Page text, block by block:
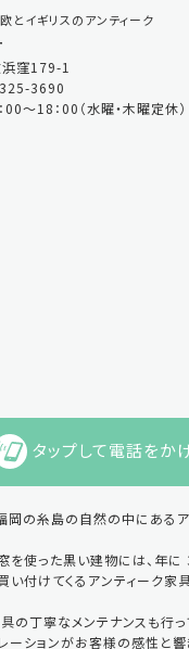
とイギリスのアンティーク
窪179-1
3690
18：00（水曜・木曜定休）
タップして電話をか
岡の糸島の自然の中にある
を使った黒い建物には、年に
い付けてくるアンティーク家
の丁寧なメンテナンスも行っ
ーションがお客様の感性と